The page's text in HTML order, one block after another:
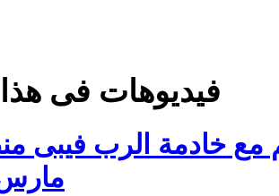
فيديوهات فى
مارس